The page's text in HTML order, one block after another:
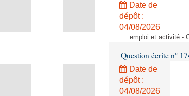
Date de
dépôt :
04/08/2026
emploi et activité -
Question écrite n°
Date de
dépôt :
04/08/2026